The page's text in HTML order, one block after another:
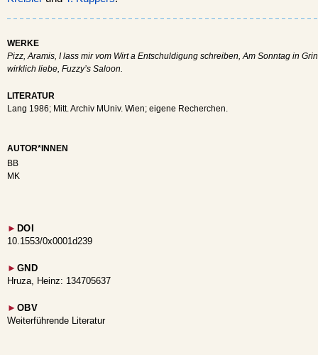
WERKE
Pizz, Aramis, I lass mir vom Wirt a Entschuldigung schreiben, Am Sonntag in
wirklich liebe, Fuzzy’s Saloon.
LITERATUR
Lang 1986; Mitt. Archiv MUniv. Wien; eigene Recherchen.
AUTOR*INNEN
BB
MK
► DOI
10.1553/0x0001d239
► GND
Hruza, Heinz: 134705637
► OBV
Weiterführende Literatur